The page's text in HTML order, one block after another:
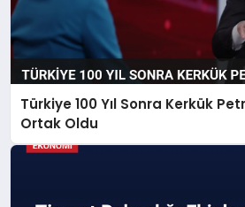
Türkiye 100 Yıl Sonra Kerkük
Ortak Oldu